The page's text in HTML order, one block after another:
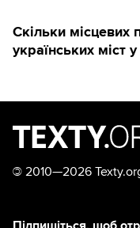
Скільки місцевих
українських міст
© 2010—2026